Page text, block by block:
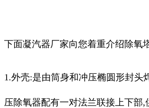
下面凝汽器厂家向您着重介绍除氧
1.外壳:是由筒身和冲压椭圆形封头
压除氧器配有一对法兰联接上下部,